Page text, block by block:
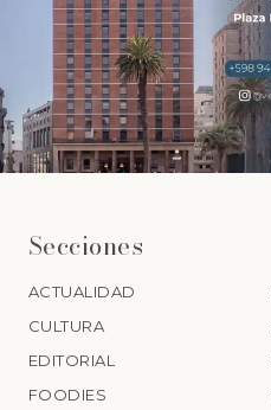
Secciones
ACTUALIDAD
CULTURA
EDITORIAL
FOODIES